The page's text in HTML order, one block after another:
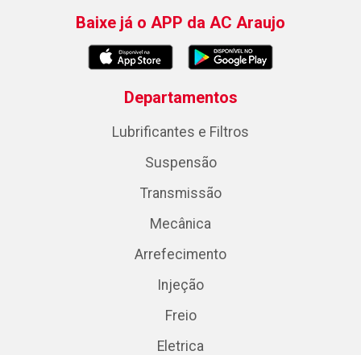
Baixe já o APP da AC Araujo
Departamentos
Lubrificantes e Filtros
Suspensão
Transmissão
Mecânica
Arrefecimento
Injeção
Freio
Eletrica